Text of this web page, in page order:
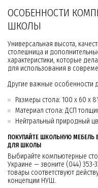
ОСОБЕННОСТИ
ШКОЛЫ
Универсальная высота,
столешница и
характеристики, которые
для использования в
Другие важные особенности
Размеры стола: 100 x 60 x
Материал стола: ДСП
Нейтральный природный
ПОКУПАЙТЕ ШКОЛЬНУЮ МЕБЕЛЬ
ДЛЯ ШКОЛЫ
Выбирайте компьютерные
Украине — звоните (044) 353-
товары соответствуют
концепции НУШ.